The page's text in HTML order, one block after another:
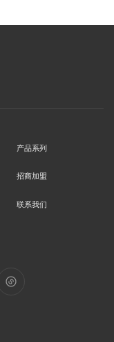
产品系列
招商加盟
联系我们